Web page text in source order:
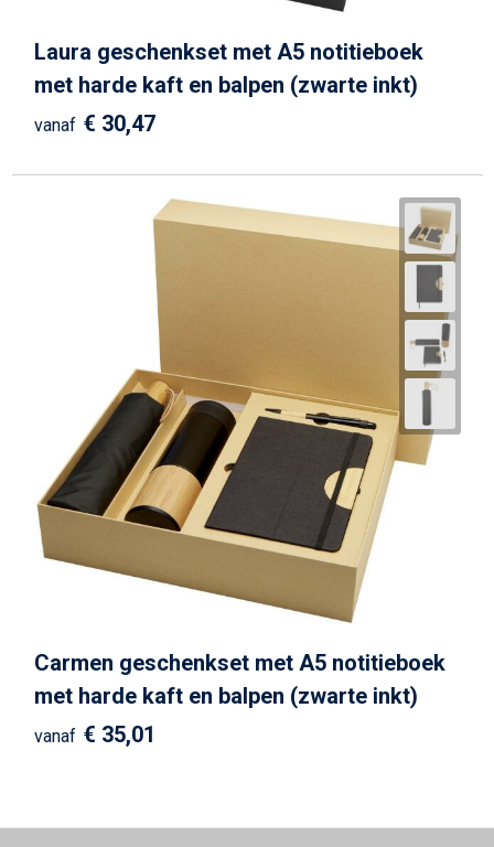
Laura geschenkset met A5 notitieboek
met harde kaft en balpen (zwarte inkt)
vanaf € 30,47
Carmen geschenkset met A5 notitieboek
met harde kaft en balpen (zwarte inkt)
vanaf € 35,01